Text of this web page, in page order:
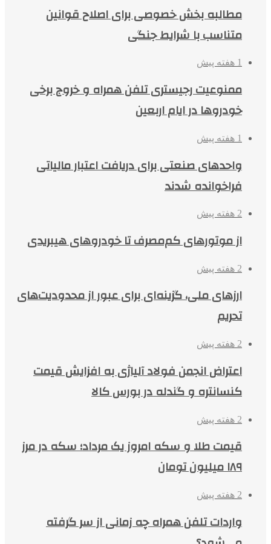
مطالبه بخش خصوصی برای اصلاح قوانین
متناسب با شرایط جنگی
1 هفته پیش
ممنوعیت رجیستری تلفن همراه و خروج برخی
خودروها در ایام اربعین
1 هفته پیش
واحدهای صنعتی برای دریافت اعتبار مالیاتی
فراخوانده شدند
2 هفته پیش
از موتورهای کم‌مصرف تا خودروهای هیبریدی
2 هفته پیش
ارزهای ملی، گزینه‌ای برای عبور از محدودیت‌های
تحریم
2 هفته پیش
اعتراض انجمن فولاد آلیاژی به افزایش قیمت
کنسانتره و گندله در بورس کالا
2 هفته پیش
قیمت طلا و سکه امروز یک مرداد؛ سکه در مرز
۱۸۹ میلیون تومان
2 هفته پیش
واردات تلفن همراه چه زمانی از سر گرفته